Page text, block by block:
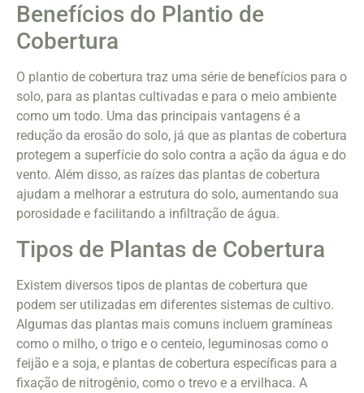
Benefícios do Plantio de
Cobertura
O plantio de cobertura traz uma série de benefícios para o
solo, para as plantas cultivadas e para o meio ambiente
como um todo. Uma das principais vantagens é a
redução da erosão do solo, já que as plantas de cobertura
protegem a superfície do solo contra a ação da água e do
vento. Além disso, as raízes das plantas de cobertura
ajudam a melhorar a estrutura do solo, aumentando sua
porosidade e facilitando a infiltração de água.
Tipos de Plantas de Cobertura
Existem diversos tipos de plantas de cobertura que
podem ser utilizadas em diferentes sistemas de cultivo.
Algumas das plantas mais comuns incluem gramíneas
como o milho, o trigo e o centeio, leguminosas como o
feijão e a soja, e plantas de cobertura específicas para a
fixação de nitrogênio, como o trevo e a ervilhaca. A